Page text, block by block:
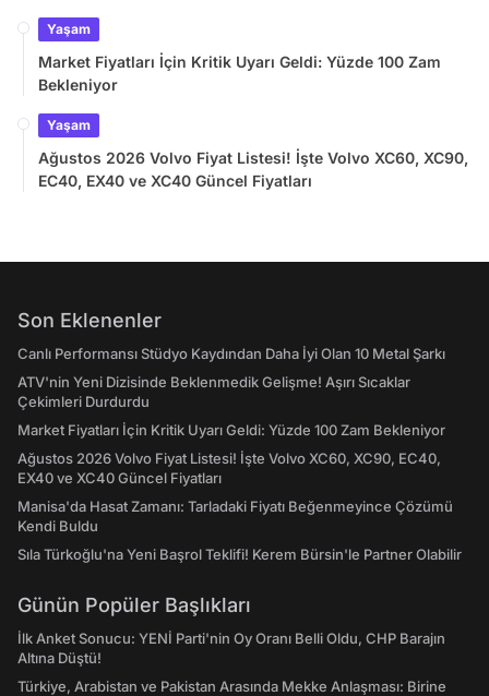
Yaşam
Market Fiyatları İçin Kritik Uyarı Geldi: Yüzde 100 Zam
Bekleniyor
Yaşam
Ağustos 2026 Volvo Fiyat Listesi! İşte Volvo XC60, XC90,
EC40, EX40 ve XC40 Güncel Fiyatları
Son Eklenenler
Canlı Performansı Stüdyo Kaydından Daha İyi Olan 10 Metal Şarkı
ATV'nin Yeni Dizisinde Beklenmedik Gelişme! Aşırı Sıcaklar
Çekimleri Durdurdu
Market Fiyatları İçin Kritik Uyarı Geldi: Yüzde 100 Zam Bekleniyor
Ağustos 2026 Volvo Fiyat Listesi! İşte Volvo XC60, XC90, EC40,
EX40 ve XC40 Güncel Fiyatları
Manisa'da Hasat Zamanı: Tarladaki Fiyatı Beğenmeyince Çözümü
Kendi Buldu
Sıla Türkoğlu'na Yeni Başrol Teklifi! Kerem Bürsin'le Partner Olabilir
Günün Popüler Başlıkları
İlk Anket Sonucu: YENİ Parti'nin Oy Oranı Belli Oldu, CHP Barajın
Altına Düştü!
Türkiye, Arabistan ve Pakistan Arasında Mekke Anlaşması: Birine